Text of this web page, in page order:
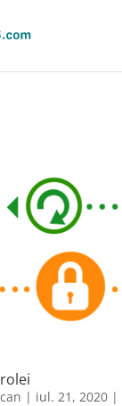
| iul. 21, 2020|